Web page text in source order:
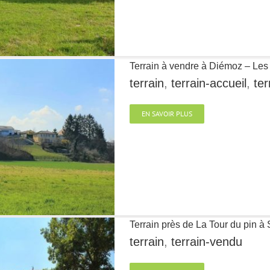
Terrain à vendre à Diémoz –
terrain, terrain-accueil ,
EN SAVOIR PLUS
Terrain près de La Tour du pin
terrain, terrain-vendu